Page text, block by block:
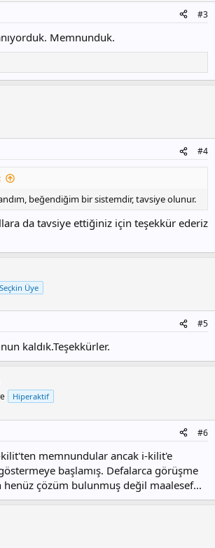
#3
Memnunduk.
#4
beğendiğim bir sistemdir, tavsiye olunur.
da tavsiye ettiğiniz için teşekkür ederiz
Seçkin Üye
#5
kaldık.Teşekkürler.
Hiperaktif
#6
memnundular ancak i-kilit'e
başlamış. Defalarca görüşme
henüz çözüm bulunmuş değil maalesef...